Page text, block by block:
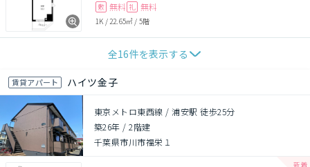
敷 無料 礼 無料
1K /22.65㎡ / 5階
全16件を表示する
賃貸アパート ハイツ金子
東京メトロ東西線 / 浦安駅 徒歩25分
築26年 /2階建
千葉県市川市福栄１